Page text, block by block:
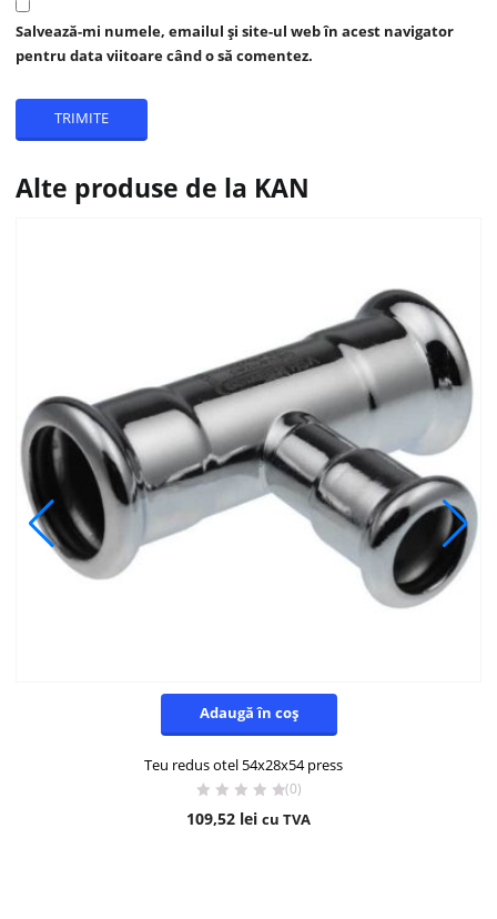
Salvează-mi numele, emailul și site-ul web în acest navigator
pentru data viitoare când o să comentez.
Alte produse de la KAN
Adaugă în coș
Teu redus otel 54x28x54 press
(0)
109,52 lei cu TVA